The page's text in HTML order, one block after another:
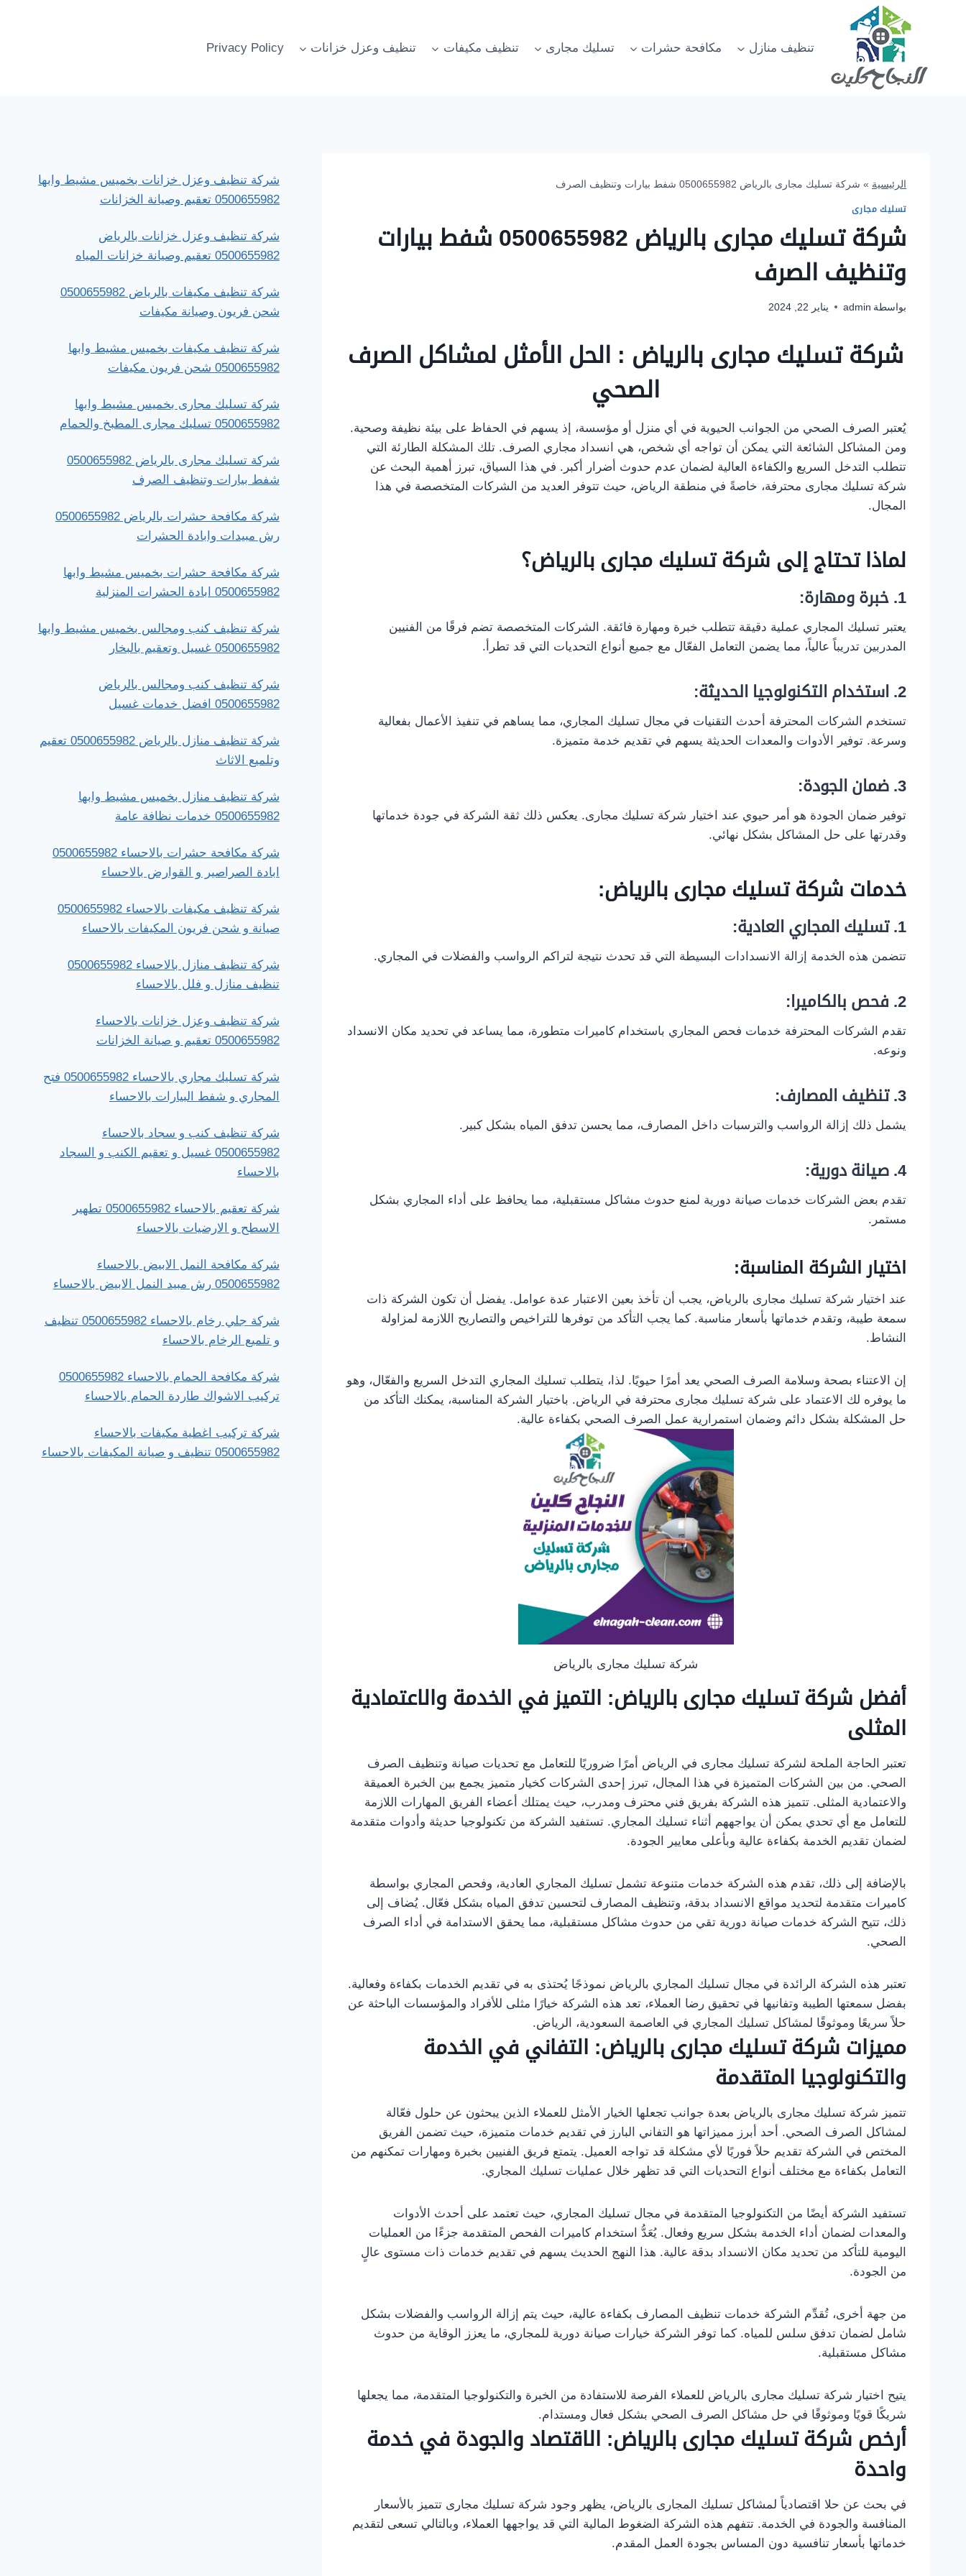
تنظيف منازل مكافحة حشرات تسليك مجارى تنظيف مكيفات تنظيف وعزل خزانات Privacy Policy
الرئيسية » شركة تسليك مجارى بالرياض 0500655982 شفط بيارات وتنظيف الصرف
تسليك مجارى
شركة تسليك مجارى بالرياض 0500655982 شفط بيارات
وتنظيف الصرف
بواسطة admin يناير 22, 2024
شركة تسليك مجارى بالرياض : الحل الأمثل لمشاكل الصرف
الصحي
يُعتبر الصرف الصحي من الجوانب الحيوية في أي منزل أو مؤسسة، إذ يسهم في الحفاظ على بيئة نظيفة وصحية.
ومن المشاكل الشائعة التي يمكن أن تواجه أي شخص، هي انسداد مجاري الصرف. تلك المشكلة الطارئة التي
تتطلب التدخل السريع والكفاءة العالية لضمان عدم حدوث أضرار أكبر. في هذا السياق، تبرز أهمية البحث عن
شركة تسليك مجارى محترفة، خاصةً في منطقة الرياض، حيث تتوفر العديد من الشركات المتخصصة في هذا
المجال.
لماذا تحتاج إلى شركة تسليك مجارى بالرياض؟
1. خبرة ومهارة:
يعتبر تسليك المجاري عملية دقيقة تتطلب خبرة ومهارة فائقة. الشركات المتخصصة تضم فرقًا من الفنيين
المدربين تدريباً عالياً، مما يضمن التعامل الفعّال مع جميع أنواع التحديات التي قد تطرأ.
2. استخدام التكنولوجيا الحديثة:
تستخدم الشركات المحترفة أحدث التقنيات في مجال تسليك المجاري، مما يساهم في تنفيذ الأعمال بفعالية
وسرعة. توفير الأدوات والمعدات الحديثة يسهم في تقديم خدمة متميزة.
3. ضمان الجودة:
توفير ضمان الجودة هو أمر حيوي عند اختيار شركة تسليك مجارى. يعكس ذلك ثقة الشركة في جودة خدماتها
وقدرتها على حل المشاكل بشكل نهائي.
خدمات شركة تسليك مجارى بالرياض:
1. تسليك المجاري العادية:
تتضمن هذه الخدمة إزالة الانسدادات البسيطة التي قد تحدث نتيجة لتراكم الرواسب والفضلات في المجاري.
2. فحص بالكاميرا:
تقدم الشركات المحترفة خدمات فحص المجاري باستخدام كاميرات متطورة، مما يساعد في تحديد مكان الانسداد
ونوعه.
3. تنظيف المصارف:
يشمل ذلك إزالة الرواسب والترسبات داخل المصارف، مما يحسن تدفق المياه بشكل كبير.
4. صيانة دورية:
تقدم بعض الشركات خدمات صيانة دورية لمنع حدوث مشاكل مستقبلية، مما يحافظ على أداء المجاري بشكل
مستمر.
اختيار الشركة المناسبة:
عند اختيار شركة تسليك مجارى بالرياض، يجب أن تأخذ بعين الاعتبار عدة عوامل. يفضل أن تكون الشركة ذات
سمعة طيبة، وتقدم خدماتها بأسعار مناسبة. كما يجب التأكد من توفرها للتراخيص والتصاريح اللازمة لمزاولة
النشاط.
إن الاعتناء بصحة وسلامة الصرف الصحي يعد أمرًا حيويًا. لذا، يتطلب تسليك المجاري التدخل السريع والفعّال، وهو
ما يوفره لك الاعتماد على شركة تسليك مجارى محترفة في الرياض. باختيار الشركة المناسبة، يمكنك التأكد من
حل المشكلة بشكل دائم وضمان استمرارية عمل الصرف الصحي بكفاءة عالية.
شركة تسليك مجارى بالرياض
أفضل شركة تسليك مجارى بالرياض: التميز في الخدمة والاعتمادية
المثلى
تعتبر الحاجة الملحة لشركة تسليك مجارى في الرياض أمرًا ضروريًا للتعامل مع تحديات صيانة وتنظيف الصرف
الصحي. من بين الشركات المتميزة في هذا المجال، تبرز إحدى الشركات كخيار متميز يجمع بين الخبرة العميقة
والاعتمادية المثلى. تتميز هذه الشركة بفريق فني محترف ومدرب، حيث يمتلك أعضاء الفريق المهارات اللازمة
للتعامل مع أي تحدي يمكن أن يواجههم أثناء تسليك المجاري. تستفيد الشركة من تكنولوجيا حديثة وأدوات متقدمة
لضمان تقديم الخدمة بكفاءة عالية وبأعلى معايير الجودة.
بالإضافة إلى ذلك، تقدم هذه الشركة خدمات متنوعة تشمل تسليك المجاري العادية، وفحص المجاري بواسطة
كاميرات متقدمة لتحديد مواقع الانسداد بدقة، وتنظيف المصارف لتحسين تدفق المياه بشكل فعّال. يُضاف إلى
ذلك، تتيح الشركة خدمات صيانة دورية تقي من حدوث مشاكل مستقبلية، مما يحقق الاستدامة في أداء الصرف
الصحي.
تعتبر هذه الشركة الرائدة في مجال تسليك المجاري بالرياض نموذجًا يُحتذى به في تقديم الخدمات بكفاءة وفعالية.
بفضل سمعتها الطيبة وتفانيها في تحقيق رضا العملاء، تعد هذه الشركة خيارًا مثلى للأفراد والمؤسسات الباحثة عن
حلاً سريعًا وموثوقًا لمشاكل تسليك المجاري في العاصمة السعودية، الرياض.
مميزات شركة تسليك مجارى بالرياض: التفاني في الخدمة
والتكنولوجيا المتقدمة
تتميز شركة تسليك مجارى بالرياض بعدة جوانب تجعلها الخيار الأمثل للعملاء الذين يبحثون عن حلول فعّالة
لمشاكل الصرف الصحي. أحد أبرز مميزاتها هو التفاني البارز في تقديم خدمات متميزة، حيث تضمن الفريق
المختص في الشركة تقديم حلاً فوريًا لأي مشكلة قد تواجه العميل. يتمتع فريق الفنيين بخبرة ومهارات تمكنهم من
التعامل بكفاءة مع مختلف أنواع التحديات التي قد تظهر خلال عمليات تسليك المجاري.
تستفيد الشركة أيضًا من التكنولوجيا المتقدمة في مجال تسليك المجاري، حيث تعتمد على أحدث الأدوات
والمعدات لضمان أداء الخدمة بشكل سريع وفعال. يُعَدُّ استخدام كاميرات الفحص المتقدمة جزءًا من العمليات
اليومية للتأكد من تحديد مكان الانسداد بدقة عالية. هذا النهج الحديث يسهم في تقديم خدمات ذات مستوى عالٍ
من الجودة.
من جهة أخرى، تُقدِّم الشركة خدمات تنظيف المصارف بكفاءة عالية، حيث يتم إزالة الرواسب والفضلات بشكل
شامل لضمان تدفق سلس للمياه. كما توفر الشركة خيارات صيانة دورية للمجاري، ما يعزز الوقاية من حدوث
مشاكل مستقبلية.
يتيح اختيار شركة تسليك مجارى بالرياض للعملاء الفرصة للاستفادة من الخبرة والتكنولوجيا المتقدمة، مما يجعلها
شريكًا قويًا وموثوقًا في حل مشاكل الصرف الصحي بشكل فعال ومستدام.
أرخص شركة تسليك مجارى بالرياض: الاقتصاد والجودة في خدمة
واحدة
في بحث عن حلا اقتصادياً لمشاكل تسليك المجارى بالرياض، يظهر وجود شركة تسليك مجارى تتميز بالأسعار
المنافسة والجودة في الخدمة. تتفهم هذه الشركة الضغوط المالية التي قد يواجهها العملاء، وبالتالي تسعى لتقديم
خدماتها بأسعار تنافسية دون المساس بجودة العمل المقدم.
شركة تنظيف وعزل خزانات بخميس مشيط وابها
0500655982 تعقيم وصيانة الخزانات
شركة تنظيف وعزل خزانات بالرياض
0500655982 تعقيم وصيانة خزانات المياه
شركة تنظيف مكيفات بالرياض 0500655982
شحن فريون وصيانة مكيفات
شركة تنظيف مكيفات بخميس مشيط وابها
0500655982 شحن فريون مكيفات
شركة تسليك مجارى بخميس مشيط وابها
0500655982 تسليك مجارى المطبخ والحمام
شركة تسليك مجارى بالرياض 0500655982
شفط بيارات وتنظيف الصرف
شركة مكافحة حشرات بالرياض 0500655982
رش مبيدات وابادة الحشرات
شركة مكافحة حشرات بخميس مشيط وابها
0500655982 ابادة الحشرات المنزلية
شركة تنظيف كنب ومجالس بخميس مشيط وابها
0500655982 غسيل وتعقيم بالبخار
شركة تنظيف كنب ومجالس بالرياض
0500655982 افضل خدمات غسيل
شركة تنظيف منازل بالرياض 0500655982 تعقيم
وتلميع الاثاث
شركة تنظيف منازل بخميس مشيط وابها
0500655982 خدمات نظافة عامة
شركة مكافحة حشرات بالاحساء 0500655982
ابادة الصراصير و القوارض بالاحساء
شركة تنظيف مكيفات بالاحساء 0500655982
صيانة و شحن فريون المكيفات بالاحساء
شركة تنظيف منازل بالاحساء 0500655982
تنظيف منازل و فلل بالاحساء
شركة تنظيف وعزل خزانات بالاحساء
0500655982 تعقيم و صيانة الخزانات
شركة تسليك مجاري بالاحساء 0500655982 فتح
المجاري و شفط البيارات بالاحساء
شركة تنظيف كنب و سجاد بالاحساء
0500655982 غسيل و تعقيم الكنب و السجاد
بالاحساء
شركة تعقيم بالاحساء 0500655982 تطهير
الاسطح و الارضيات بالاحساء
شركة مكافحة النمل الابيض بالاحساء
0500655982 رش مبيد النمل الابيض بالاحساء
شركة جلي رخام بالاحساء 0500655982 تنظيف
و تلميع الرخام بالاحساء
شركة مكافحة الحمام بالاحساء 0500655982
تركيب الاشواك طاردة الحمام بالاحساء
شركة تركيب اغطية مكيفات بالاحساء
0500655982 تنظيف و صيانة المكيفات بالاحساء